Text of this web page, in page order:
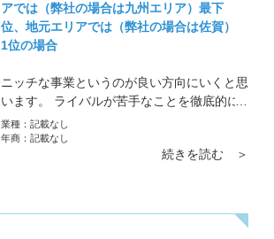
アでは（弊社の場合は九州エリア）最下
位、地元エリアでは（弊社の場合は佐賀）
1位の場合
ニッチな事業というのが良い方向にいくと思
います。 ライバルが苦手なことを徹底的に
調べてください。その苦手な部分で優位性を
取っていけば順位は上がっていきます
業種： 記載なし
年商： 記載なし
続きを読む ＞